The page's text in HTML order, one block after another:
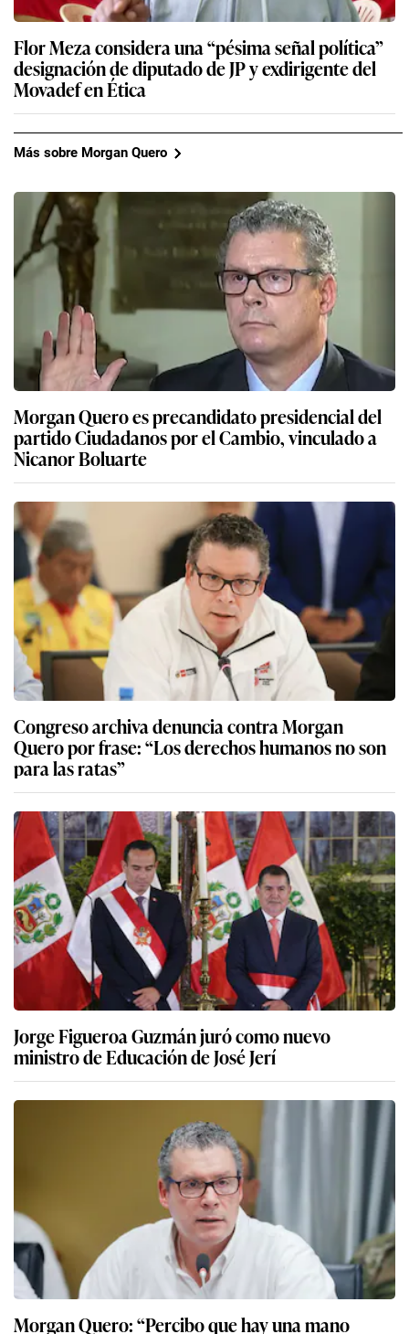
Flor Meza considera una “pésima señal política”
designación de diputado de JP y exdirigente del
Movadef en Ética
Más sobre Morgan Quero
Morgan Quero es precandidato presidencial del
partido Ciudadanos por el Cambio, vinculado a
Nicanor Boluarte
Congreso archiva denuncia contra Morgan
Quero por frase: “Los derechos humanos no son
para las ratas”
Jorge Figueroa Guzmán juró como nuevo
ministro de Educación de José Jerí
Morgan Quero: “Percibo que hay una mano